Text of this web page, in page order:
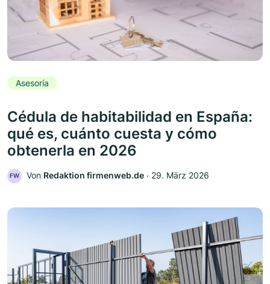
Asesoría
Cédula de habitabilidad en España:
qué es, cuánto cuesta y cómo
obtenerla en 2026
FW Von Redaktion firmenweb.de ‧ 29. März 2026